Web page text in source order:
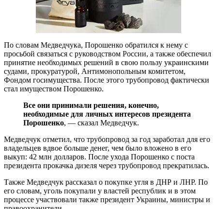
По словам Медведчука, Порошенко обратился к нему с
просьбой связаться с руководством России, а также обеспечил
принятие необходимых решений в свою пользу украинскими
судами, прокуратурой, Антимонопольным комитетом,
Фондом госимущества. После этого трубопровод фактически
стал имуществом Порошенко.
Все они принимали решения, конечно,
необходимые для личных интересов президента
Порошенко, — сказал Медведчук.
Медведчук отметил, что трубопровод за год заработал для его
владельцев вдвое больше денег, чем было вложено в его
выкуп: 42 млн долларов. После ухода Порошенко с поста
президента прокачка дизеля через трубопровод прекратилась.
Также Медведчук рассказал о покупке угля в ДНР и ЛНР. По
его словам, уголь покупали у властей республик и в этом
процессе участвовали также президент Украины, министры и